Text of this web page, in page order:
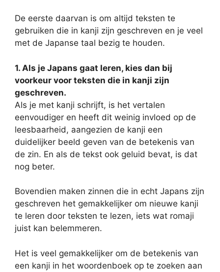
De eerste daarvan is om altijd teksten te
gebruiken die in kanji zijn geschreven en je veel
met de Japanse taal bezig te houden.
1. Als je Japans gaat leren, kies dan bij
voorkeur voor teksten die in kanji zijn
geschreven.
Als je met kanji schrijft, is het vertalen
eenvoudiger en heeft dit weinig invloed op de
leesbaarheid, aangezien de kanji een
duidelijker beeld geven van de betekenis van
de zin. En als de tekst ook geluid bevat, is dat
nog beter.
Bovendien maken zinnen die in echt Japans zijn
geschreven het gemakkelijker om nieuwe kanji
te leren door teksten te lezen, iets wat romaji
juist kan belemmeren.
Het is veel gemakkelijker om de betekenis van
een kanji in het woordenboek op te zoeken aan